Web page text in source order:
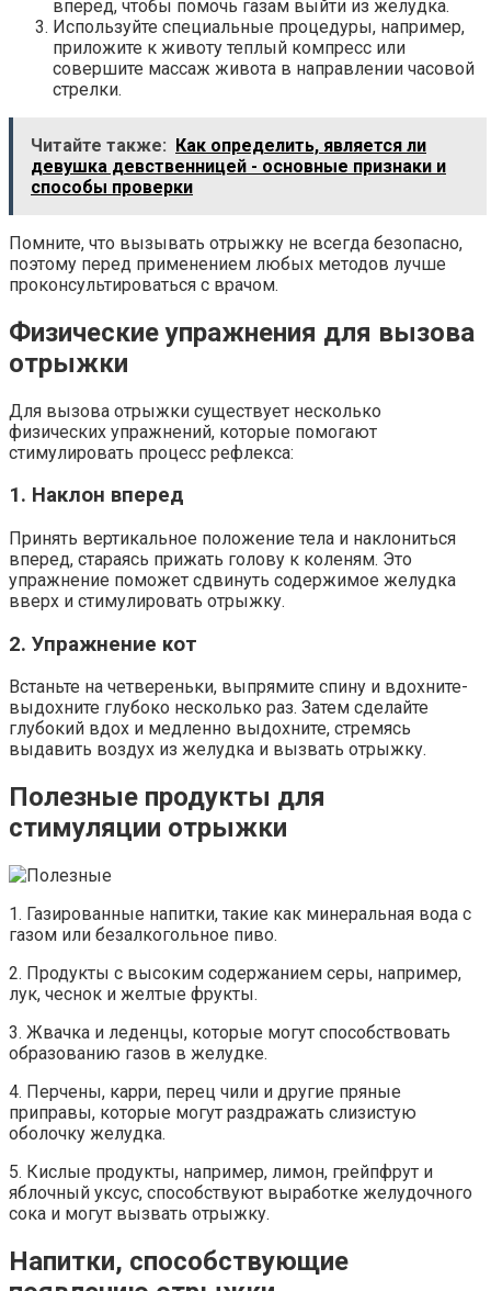
вперед, чтобы помочь газам выйти из желудка.
Используйте специальные процедуры, например,
приложите к животу теплый компресс или
совершите массаж живота в направлении часовой
стрелки.
Читайте также: Как определить, является ли
девушка девственницей - основные признаки и
способы проверки
Помните, что вызывать отрыжку не всегда безопасно,
поэтому перед применением любых методов лучше
проконсультироваться с врачом.
Физические упражнения для вызова
отрыжки
Для вызова отрыжки существует несколько
физических упражнений, которые помогают
стимулировать процесс рефлекса:
1. Наклон вперед
Принять вертикальное положение тела и наклониться
вперед, стараясь прижать голову к коленям. Это
упражнение поможет сдвинуть содержимое желудка
вверх и стимулировать отрыжку.
2. Упражнение кот
Встаньте на четвереньки, выпрямите спину и вдохните-
выдохните глубоко несколько раз. Затем сделайте
глубокий вдох и медленно выдохните, стремясь
выдавить воздух из желудка и вызвать отрыжку.
Полезные продукты для
стимуляции отрыжки
1. Газированные напитки, такие как минеральная вода с
газом или безалкогольное пиво.
2. Продукты с высоким содержанием серы, например,
лук, чеснок и желтые фрукты.
3. Жвачка и леденцы, которые могут способствовать
образованию газов в желудке.
4. Перчены, карри, перец чили и другие пряные
приправы, которые могут раздражать слизистую
оболочку желудка.
5. Кислые продукты, например, лимон, грейпфрут и
яблочный уксус, способствуют выработке желудочного
сока и могут вызвать отрыжку.
Напитки, способствующие